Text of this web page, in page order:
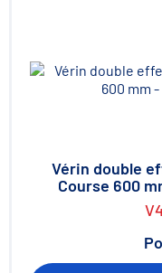
Vérin double
Course 600